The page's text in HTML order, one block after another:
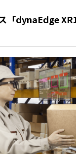
「dynaEdge